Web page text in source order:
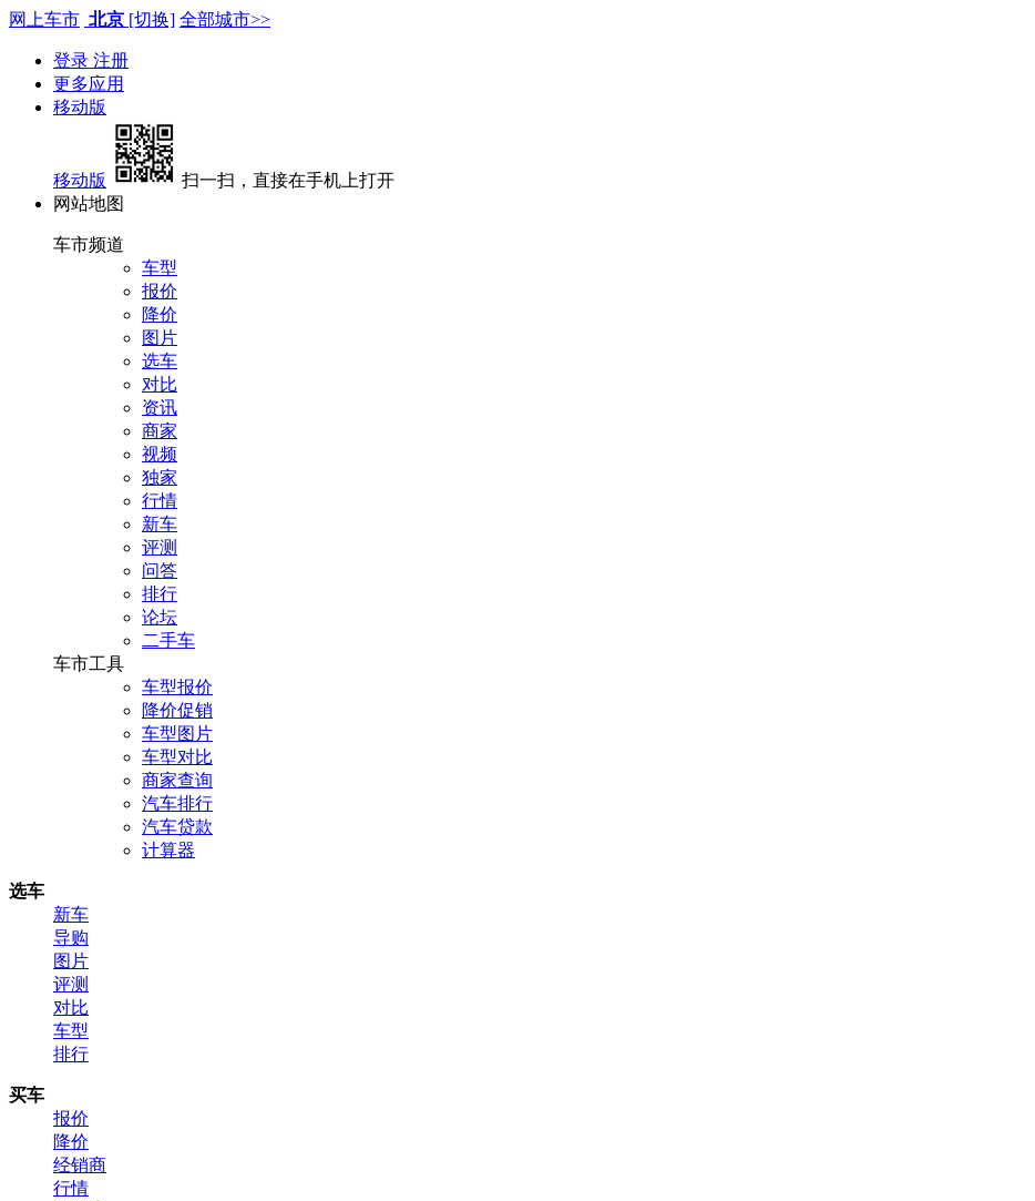
网上车市 北京 [切换] 全部城市>>
登录 注册
更多应用
移动版
移动版
扫一扫，直接在手机上打开
网站地图
车市频道
车型
报价
降价
图片
选车
对比
资讯
商家
视频
独家
行情
新车
评测
问答
排行
论坛
二手车
车市工具
车型报价
降价促销
车型图片
车型对比
商家查询
汽车排行
汽车贷款
计算器
选车
新车
导购
图片
评测
对比
车型
排行
买车
报价
降价
经销商
行情